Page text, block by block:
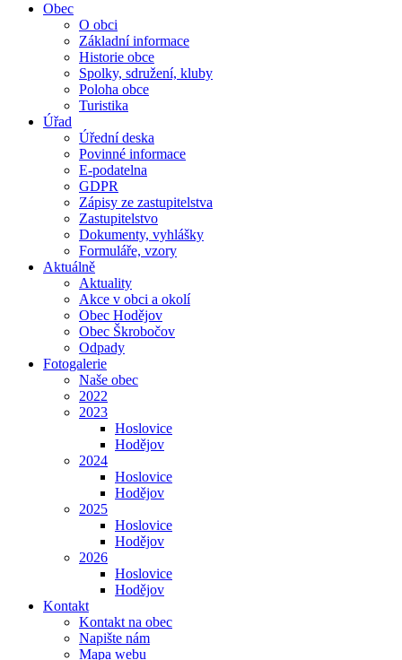
Obec
O obci
Základní informace
Historie obce
Spolky, sdružení, kluby
Poloha obce
Turistika
Úřad
Úřední deska
Povinné informace
E-podatelna
GDPR
Zápisy ze zastupitelstva
Zastupitelstvo
Dokumenty, vyhlášky
Formuláře, vzory
Aktuálně
Aktuality
Akce v obci a okolí
Obec Hodějov
Obec Škrobočov
Odpady
Fotogalerie
Naše obec
2022
2023
Hoslovice
Hodějov
2024
Hoslovice
Hodějov
2025
Hoslovice
Hodějov
2026
Hoslovice
Hodějov
Kontakt
Kontakt na obec
Napište nám
Mapa webu